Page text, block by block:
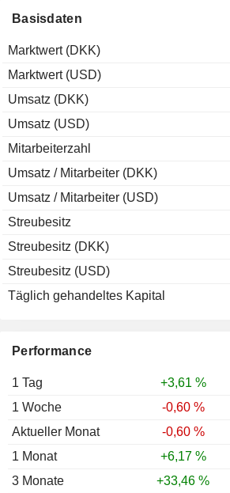
Performance
1 Tag
+3,61 %
1 Woche
-0,60 %
Aktueller Monat
-0,60 %
1 Monat
+6,17 %
3 Monate
+33,46 %
Basisdaten
Marktwert (DKK)
Marktwert (USD)
Umsatz (DKK)
Umsatz (USD)
Mitarbeiterzahl
Umsatz / Mitarbeiter (DKK)
Umsatz / Mitarbeiter (USD)
Streubesitz
Streubesitz (DKK)
Streubesitz (USD)
Täglich gehandeltes Kapital